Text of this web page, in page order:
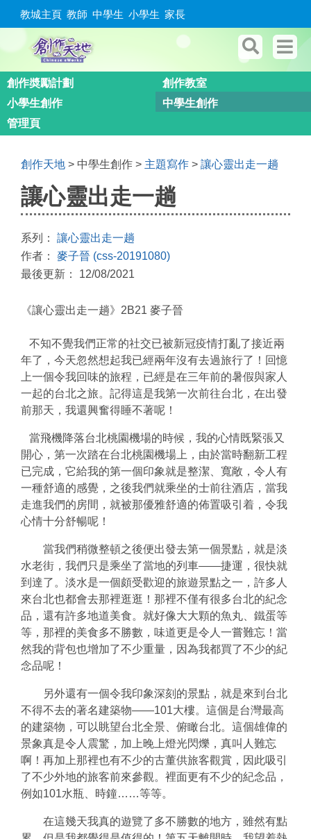
教城主頁 教師 中學生 小學生 家長
創作奬勵計劃
創作教室
小學生創作
中學生創作
管理頁
創作天地 > 中學生創作 > 主題寫作 > 讓心靈出走一趟
讓心靈出走一趟
系列： 讓心靈出走一趟
作者： 麥子晉 (css-20191080)
最後更新： 12/08/2021
《讓心靈出走一趟》2B21 麥子晉
不知不覺我們正常的社交已被新冠疫情打亂了接近兩
年了，今天忽然想起我已經兩年沒有去過旅行了！回憶
上一個令我回味的旅程，已經是在三年前的暑假與家人
一起的台北之旅。記得這是我第一次前往台北，在出發
前那天，我還興奮得睡不著呢！
當飛機降落台北桃園機場的時候，我的心情既緊張又
開心，第一次踏在台北桃園機場上，由於當時翻新工程
已完成，它給我的第一個印象就是整潔、寬敞，令人有
一種舒適的感覺，之後我們就乘坐的士前往酒店，當我
走進我們的房間，就被那優雅舒適的佈置吸引着，令我
心情十分舒暢呢！
當我們稍微整頓之後便出發去第一個景點，就是淡
水老街，我們只是乘坐了當地的列車——捷運，很快就
到達了。淡水是一個頗受歡迎的旅遊景點之一，許多人
來台北也都會去那裡逛逛！那裡不僅有很多台北的紀念
品，還有許多地道美食。就好像大大顆的魚丸、鐵蛋等
等，那裡的美食多不勝數，味道更是令人一嘗難忘！當
然我的背包也增加了不少重量，因為我都買了不少的紀
念品呢！
另外還有一個令我印象深刻的景點，就是來到台北
不得不去的著名建築物——101大樓。這個是台灣最高
的建築物，可以眺望台北全景、俯瞰台北。這個雄偉的
景象真是令人震驚，加上晚上燈光閃爍，真叫人難忘
啊！再加上那裡也有不少的古董供旅客觀賞，因此吸引
了不少外地的旅客前來參觀。裡面更有不少的紀念品，
例如101水瓶、時鐘……等等。
在這幾天我真的遊覽了多不勝數的地方，雖然有點